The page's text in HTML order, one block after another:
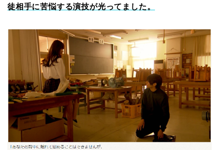
徒相手に苦悩する演技が光ってました。